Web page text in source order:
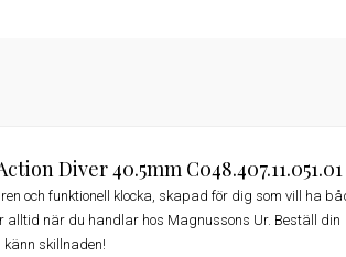
Diver 40.5mm C048.407.11.051.01
och funktionell klocka, skapad för dig som vill ha
när du handlar hos Magnussons Ur. Beställ din
känn skillnaden!